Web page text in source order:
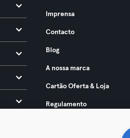
Imprensa
Contacto
Blog
A nossa marca
Cartão Oferta & Loja
Regulamento